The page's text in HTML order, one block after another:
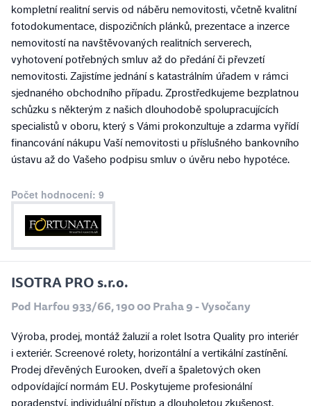
kompletní realitní servis od náběru nemovitosti, včetně kvalitní
fotodokumentace, dispozičních plánků, prezentace a inzerce
nemovitostí na navštěvovaných realitních serverech,
vyhotovení potřebných smluv až do předání či převzetí
nemovitosti. Zajistíme jednání s katastrálním úřadem v rámci
sjednaného obchodního případu. Zprostředkujeme bezplatnou
schůzku s některým z našich dlouhodobě spolupracujících
specialistů v oboru, který s Vámi prokonzultuje a zdarma vyřídí
financování nákupu Vaší nemovitosti u příslušného bankovního
ústavu až do Vašeho podpisu smluv o úvěru nebo hypotéce.
Počet hodnocení: 9
ISOTRA PRO s.r.o.
Pod Harfou 933/66, 190 00 Praha 9 - Vysočany
Výroba, prodej, montáž žaluzií a rolet Isotra Quality pro interiér
i exteriér. Screenové rolety, horizontální a vertikální zastínění.
Prodej dřevěných Eurooken, dveří a špaletových oken
odpovídající normám EU. Poskytujeme profesionální
poradenství, individuální přístup a dlouholetou zkušenost.